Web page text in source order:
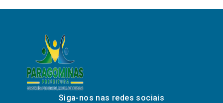
Siga-nos nas redes sociais